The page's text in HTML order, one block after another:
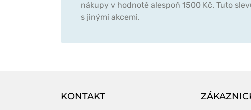
nákupy v hodnotě alespoň 1500 Kč. Tuto
s jinými akcemi.
KONTAKT